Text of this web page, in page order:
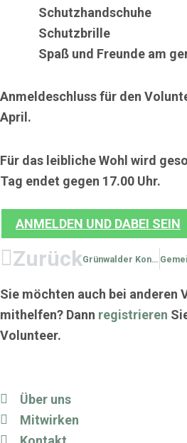
Schutzhandschuhe
Schutzbrille
Spaß und Freunde am
Anmeldeschluss für den
April .
Für das leibliche Wohl wird
Tag endet gegen 17.00 Uhr.
ANMELDEN UND DABEI SEIN
Zurück Grünwalder Kontraste – Höhenburg und Tiefbunker
Sie möchten auch bei anderen
mithelfen? Dann registrieren
Volunteer.
Über uns
Mitwirken